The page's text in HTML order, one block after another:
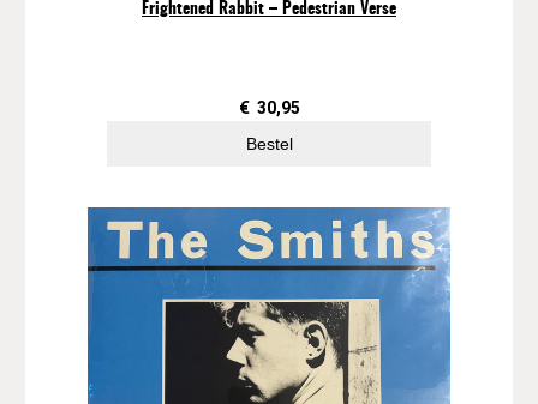
Frightened Rabbit – Pedestrian Verse
€ 30,95
Bestel